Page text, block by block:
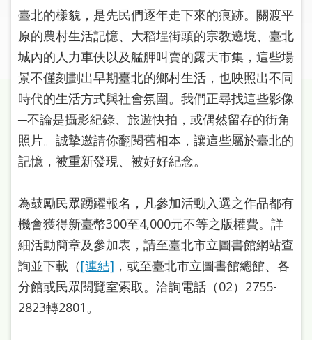
申
請
常
見
問
答
加
入
圖
網
站
導
覽
臺北的樣貌，是先民們逐年走下來的痕跡。關渡平
原的農村生活記憶、大稻埕街頭的宗教遶境、臺北
城內的人力車伕以及艋舺叫賣的露天市集，這些場
景不僅刻劃出早期臺北的鄉村生活，也映照出不同
時代的生活方式與社會氛圍。我們正尋找這些影像
─不論是攝影紀錄、旅遊快拍，或偶然留存的街角
照片。誠摯邀請你翻閱舊相本，讓這些屬於臺北的
記憶，被重新發現、被好好紀念。
為鼓勵民眾踴躍報名，凡參加活動入選之作品都有
機會獲得新臺幣300至4,000元不等之版權費。詳
細活動簡章及參加表，請至臺北市立圖書館網站查
詢並下載（[連結] ，或至臺北市立圖書館總館、各
分館或民眾閱覽室索取。洽詢電話（02）2755-
2823轉2801。